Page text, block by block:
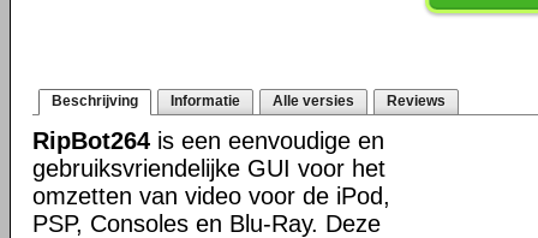
Beschrijving Informatie Alle versies Reviews
RipBot264 is een eenvoudige en
gebruiksvriendelijke GUI voor het
omzetten van video voor de iPod,
PSP, Consoles en Blu-Ray. Deze